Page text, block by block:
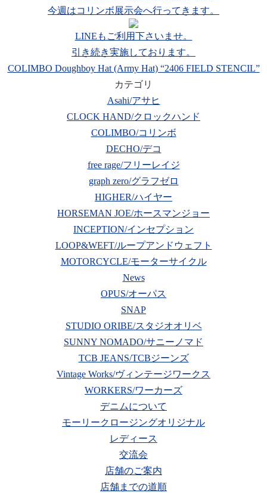
今週はコリンボ展示会へ行ってきます。
LINEもご利用下さいませ。
引き続き実施しております。
COLIMBO Doughboy Hat (Army Hat) “2406 FIELD STENCIL”
カテゴリ
Asahi/アサヒ
CLOCK HAND/クロックハンド
COLIMBO/コリンボ
DECHO/デコ
free rage/フリーレイジ
graph zero/グラフゼロ
HIGHER/ハイヤー
HORSEMAN JOE/ホースマンジョー
INCEPTION/インセプション
LOOP&WEFT/ループアンドウェフト
MOTORCYCLE/モーターサイクル
News
OPUS/オーパス
SNAP
STUDIO ORIBE/スタジオオリベ
SUNNY NOMADO/サニーノマド
TCB JEANS/TCBジーンズ
Vintage Works/ヴィンテージワークス
WORKERS/ワーカーズ
デニムについて
モーリークロージングオリジナル
レディース
交流会
店舗のご案内
店舗までの道順